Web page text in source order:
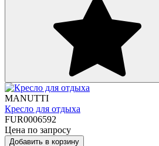
MANUTTI
Кресло для отдыха
FUR0006592
Цена по запросу
Добавить в корзину